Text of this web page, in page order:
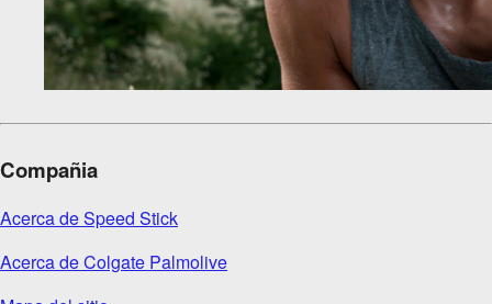
Compañia
Acerca de Speed Stick
Acerca de Colgate Palmolive